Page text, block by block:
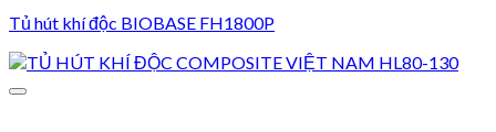
Tủ hút khí độc BIOBASE FH1800P